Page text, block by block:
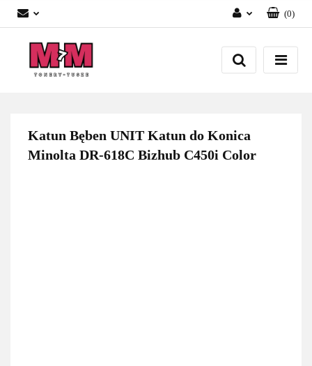
Zaloguj się
Załóż konto
(0)
Katun Bęben UNIT Katun do Konica
Minolta DR-618C Bizhub C450i Color